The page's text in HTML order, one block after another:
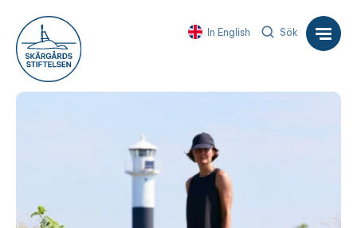
In English Sök